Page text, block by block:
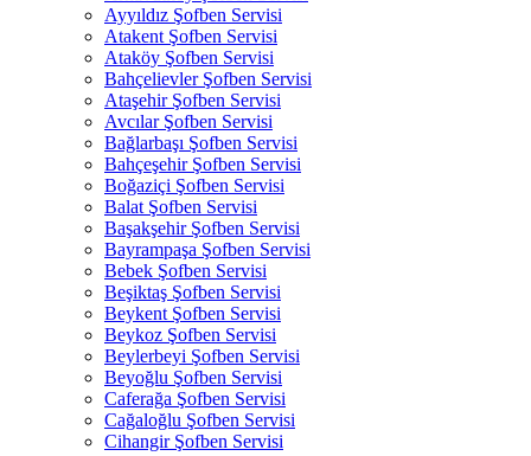
Ayyıldız Şofben Servisi
Atakent Şofben Servisi
Ataköy Şofben Servisi
Bahçelievler Şofben Servisi
Ataşehir Şofben Servisi
Avcılar Şofben Servisi
Bağlarbaşı Şofben Servisi
Bahçeşehir Şofben Servisi
Boğaziçi Şofben Servisi
Balat Şofben Servisi
Başakşehir Şofben Servisi
Bayrampaşa Şofben Servisi
Bebek Şofben Servisi
Beşiktaş Şofben Servisi
Beykent Şofben Servisi
Beykoz Şofben Servisi
Beylerbeyi Şofben Servisi
Beyoğlu Şofben Servisi
Caferağa Şofben Servisi
Cağaloğlu Şofben Servisi
Cihangir Şofben Servisi